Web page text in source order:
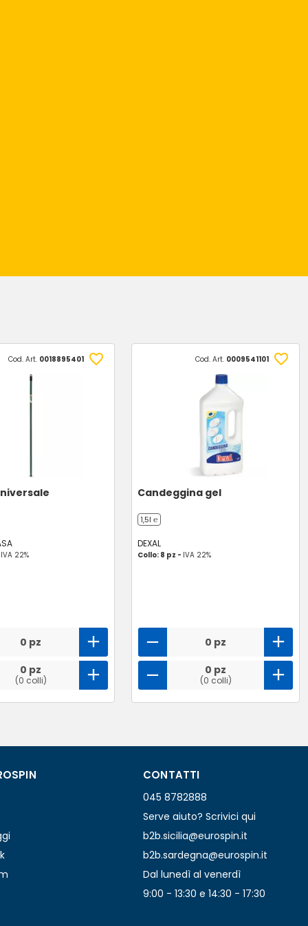
Cod. Art. 0018895401
IVA 22%
0 pz
0 pz
(0 colli)
Cod. Art. 0009541101
Candeggina gel
1,5l ℮
DEXAL
Collo: 8 pz - IVA 22%
0 pz
0 pz
(0 colli)
CONTATTI
045 8782888
Serve aiuto? Scrivici qui
b2b.sicilia@eurospin.it
b2b.sardegna@eurospin.it
Dal lunedì al venerdì
9:00 - 13:30 e 14:30 - 17:30